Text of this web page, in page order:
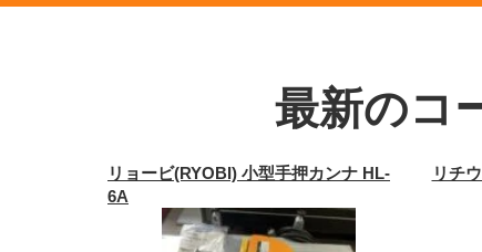
最新のコ
リョービ(RYOBI) 小型手押カンナ HL-
6A
リチ